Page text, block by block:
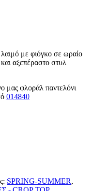
με φιόγκο σε ωραίο
αξεπέραστο στυλ
μας φλοράλ παντελόνι
014840
SPRING-SUMMER,